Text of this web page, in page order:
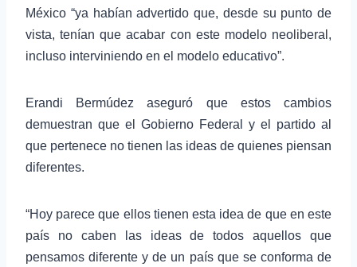
México “ya habían advertido que, desde su punto de
vista, tenían que acabar con este modelo neoliberal,
incluso interviniendo en el modelo educativo”.
Erandi Bermúdez aseguró que estos cambios
demuestran que el Gobierno Federal y el partido al
que pertenece no tienen las ideas de quienes piensan
diferentes.
“Hoy parece que ellos tienen esta idea de que en este
país no caben las ideas de todos aquellos que
pensamos diferente y de un país que se conforma de